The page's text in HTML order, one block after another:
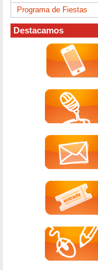
Programa de Fiestas
Destacamos